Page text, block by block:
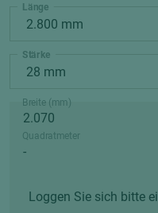
Länge
Stärke
Breite (mm)
Quadratmeter
Loggen Sie sich bitte